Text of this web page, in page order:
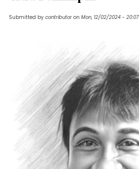
Submitted by contributor on Mon, 12/02/2024 - 20:07